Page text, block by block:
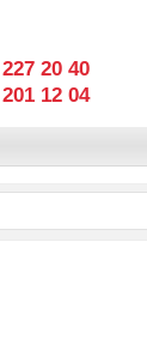
20 40
12 04